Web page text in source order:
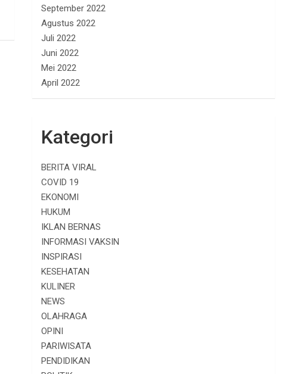
September 2022
Agustus 2022
Juli 2022
Juni 2022
Mei 2022
April 2022
Kategori
BERITA VIRAL
COVID 19
EKONOMI
HUKUM
IKLAN BERNAS
INFORMASI VAKSIN
INSPIRASI
KESEHATAN
KULINER
NEWS
OLAHRAGA
OPINI
PARIWISATA
PENDIDIKAN